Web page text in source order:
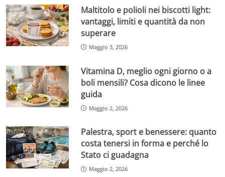
Maltitolo e polioli nei biscotti light:
vantaggi, limiti e quantità da non
superare
Maggio 3, 2026
Vitamina D, meglio ogni giorno o a
boli mensili? Cosa dicono le linee
guida
Maggio 2, 2026
Palestra, sport e benessere: quanto
costa tenersi in forma e perché lo
Stato ci guadagna
Maggio 2, 2026